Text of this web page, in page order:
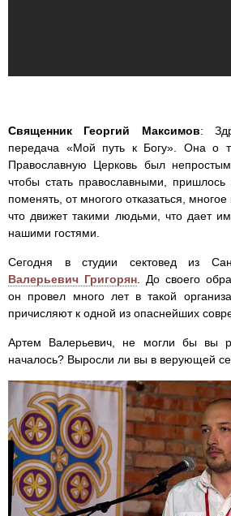
Священник Георгий Максимов:
передача «Мой путь к Богу». Она о
Православную Церковь был
чтобы стать православными,
поменять, от многого отказаться,
что движет такими людьми, что дает
нашими гостями.
Сегодня в студии сектовед из
Валерьевич Григорян . До своего
он провел много лет в такой
причисляют к одной из опаснейших
Артем Валерьевич, не могли бы вы
началось? Выросли ли вы в верующей